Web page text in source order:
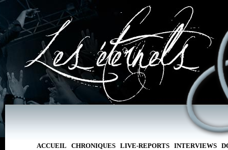
ACCUEIL CHRONIQUES LIVE-REPORTS INTERVIEWS